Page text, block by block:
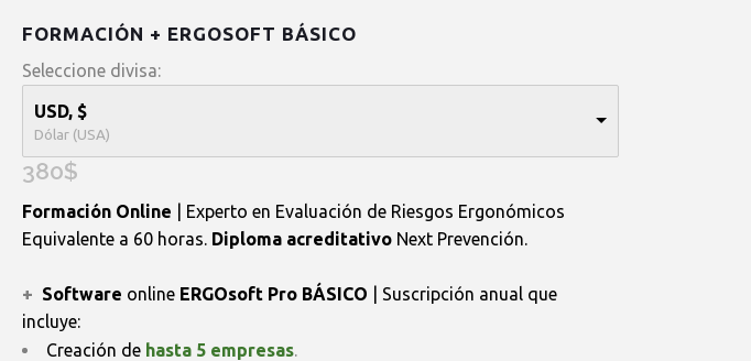
FORMACIÓN + ERGOSOFT BÁSICO
Seleccione divisa:
USD, $
Dólar (USA)
380$
Formación Online | Experto en Evaluación de Riesgos Ergonómicos
Equivalente a 60 horas. Diploma acreditativo Next Prevención.
+ Software online ERGOsoft Pro BÁSICO
| Suscripción anual que
incluye:
Creación de hasta 5 empresas.